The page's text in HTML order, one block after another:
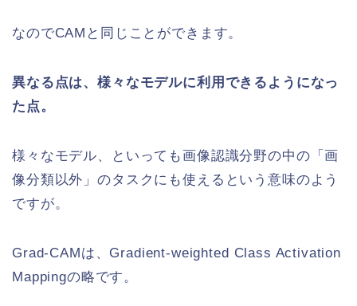
なのでCAMと同じことができます。
異なる点は、様々なモデルに利用できるようになっ
た点。
様々なモデル、といっても画像認識分野の中の「画
像分類以外」のタスクにも使えるという意味のよう
ですが。
Grad-CAMは、Gradient-weighted Class Activation
Mappingの略です。